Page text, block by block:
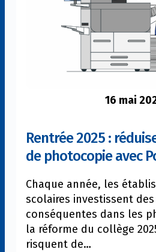
16 mai
Rentrée 2025 :
de photocopie avec
Chaque année, les
scolaires investissent
conséquentes dans les
la réforme du collège
risquent de…